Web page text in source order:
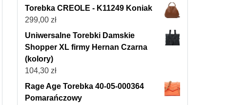
Torebka CREOLE - K11249 Koniak
299,00 zł
Uniwersalne Torebki Damskie
Shopper XL firmy Hernan Czarna
(kolory)
104,30 zł
Rage Age Torebka 40-05-000364
Pomarańczowy